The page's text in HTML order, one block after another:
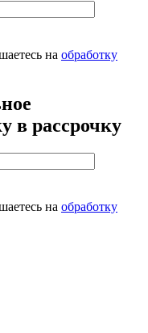
на обработку
в рассрочку
на обработку